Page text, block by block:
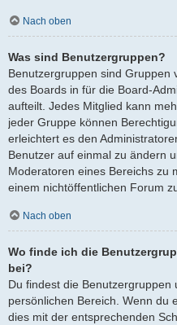
Nach oben
Was sind Benutzergruppen?
Benutzergruppen sind Gruppen
des Boards in für die Board-
aufteilt. Jedes Mitglied kann
jeder Gruppe können
erleichtert es den
Benutzer auf einmal zu ändern
Moderatoren eines Bereichs zu
einem nichtöffentlichen Forum
Nach oben
Wo finde ich die
bei?
Du findest die Benutzergruppen
persönlichen Bereich. Wenn du
dies mit der entsprechenden